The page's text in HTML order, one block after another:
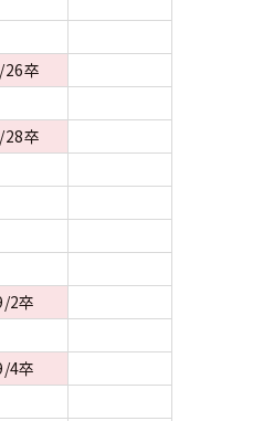
26卒
28卒
2卒
4卒